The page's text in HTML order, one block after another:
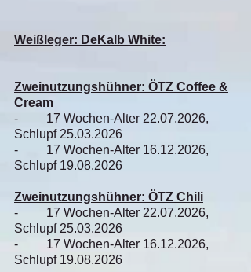
Weißleger: DeKalb White:
Zweinutzungshühner: ÖTZ Coffee &
Cream
- 17 Wochen-Alter 22.07.2026,
Schlupf 25.03.2026
- 17 Wochen-Alter 16.12.2026,
Schlupf 19.08.2026
Zweinutzungshühner: ÖTZ Chili
- 17 Wochen-Alter 22.07.2026,
Schlupf 25.03.2026
- 17 Wochen-Alter 16.12.2026,
Schlupf 19.08.2026